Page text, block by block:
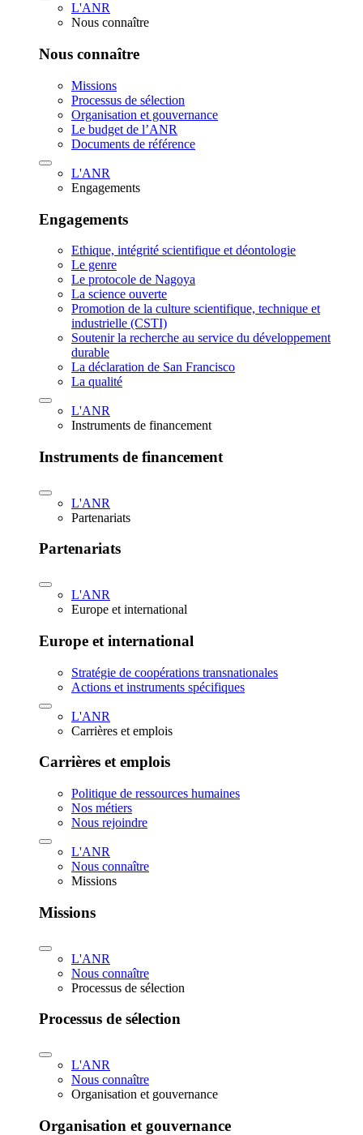
L'ANR
Nous connaître
Nous connaître
Missions
Processus de sélection
Organisation et gouvernance
Le budget de l’ANR
Documents de référence
L'ANR
Engagements
Engagements
Ethique, intégrité scientifique et déontologie
Le genre
Le protocole de Nagoya
La science ouverte
Promotion de la culture scientifique, technique et
industrielle (CSTI)
Soutenir la recherche au service du développement
durable
La déclaration de San Francisco
La qualité
L'ANR
Instruments de financement
Instruments de financement
L'ANR
Partenariats
Partenariats
L'ANR
Europe et international
Europe et international
Stratégie de coopérations transnationales
Actions et instruments spécifiques
L'ANR
Carrières et emplois
Carrières et emplois
Politique de ressources humaines
Nos métiers
Nous rejoindre
L'ANR
Nous connaître
Missions
Missions
L'ANR
Nous connaître
Processus de sélection
Processus de sélection
L'ANR
Nous connaître
Organisation et gouvernance
Organisation et gouvernance